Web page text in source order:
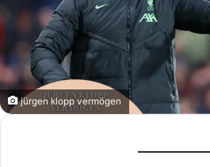
jürgen klopp vermögen